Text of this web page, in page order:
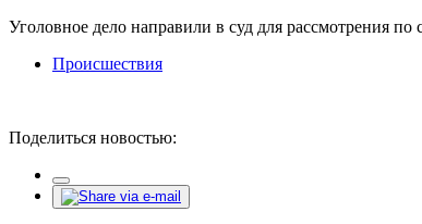
Уголовное дело направили в суд для рассмотрения
Происшествия
Поделиться новостью: